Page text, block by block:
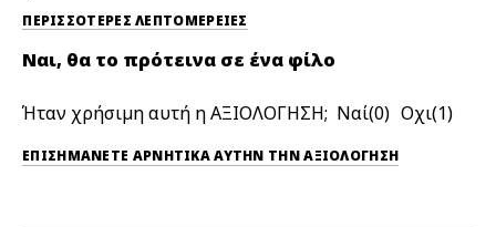
ΠΕΡΙΣΣΌΤΕΡΕΣ ΛΕΠΤΟΜΈΡΕΙΕΣ
Ναι, θα το πρότεινα σε ένα φίλο
Ήταν χρήσιμη αυτή η ΑΞΙΟΛΟΓΗΣΗ; 0 1
ΕΠΙΣΗΜΆΝΕΤΕ ΑΡΝΗΤΙΚΆ ΑΥΤΉΝ ΤΗΝ ΑΞΙΟΛΟΓΗΣΗ